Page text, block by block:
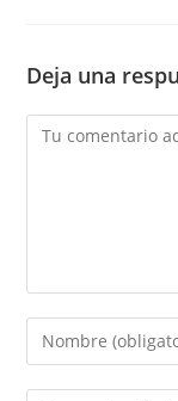
Deja una
Comentario
Introduce
tu
nombre